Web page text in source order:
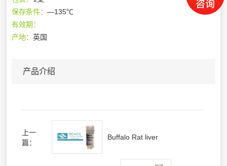
保存条件：—135℃
有效期：
产地：英国
产品介绍
上一
篇：
Buffalo Rat liver